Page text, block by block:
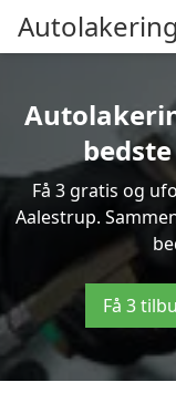
Få 3 gratis og
Aalestrup.
Få 3